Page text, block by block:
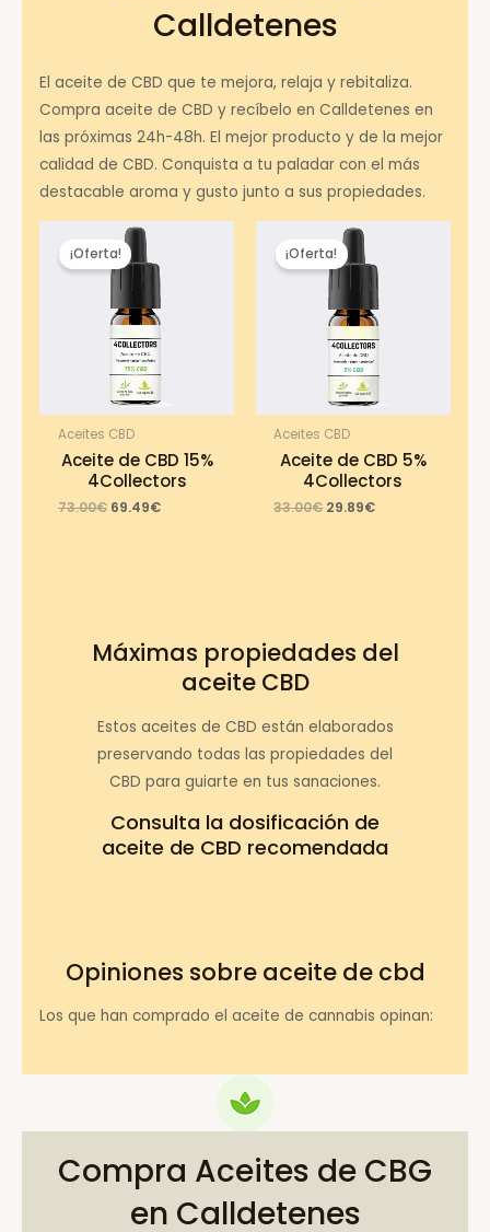
Calldetenes
El aceite de CBD que te mejora, relaja y rebitaliza.
Compra aceite de CBD y recíbelo en Calldetenes en
las próximas 24h-48h. El mejor producto y de la mejor
calidad de CBD. Conquista a tu paladar con el más
destacable aroma y gusto junto a sus propiedades.
¡Oferta!
Aceites CBD
Aceite de CBD 15%
4Collectors
73.00€ Original
69.49€Current
¡Oferta!
Aceites CBD
Aceite de CBD 5%
4Collectors
33.00€ Original
29.89€Current
Máximas propiedades del
aceite CBD
Estos aceites de CBD están elaborados
preservando todas las propiedades del
CBD para guiarte en tus sanaciones.
Consulta la dosificación de
aceite de CBD recomendada
Opiniones sobre aceite de cbd
Los que han comprado el aceite de cannabis opinan:
Compra Aceites de CBG
en Calldetenes